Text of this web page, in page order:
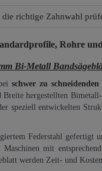
die richtige Zahnwahl
Rohre
Bi-Metall
schwer zu
hergestellten
speziell entwickelten
Federstahl
mit
werden Zeit- und